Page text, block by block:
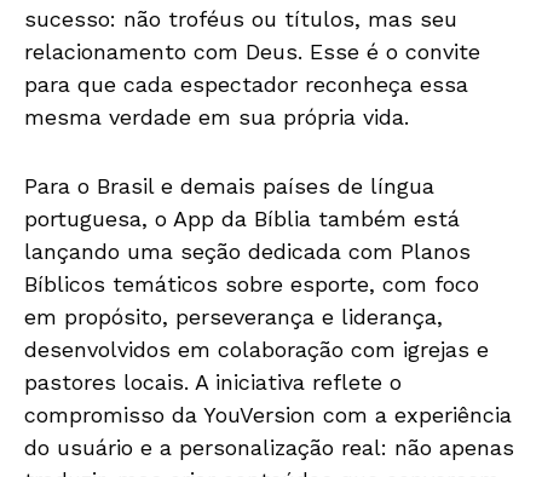
sucesso: não troféus ou títulos, mas seu
relacionamento com Deus. Esse é o convite
para que cada espectador reconheça essa
mesma verdade em sua própria vida.
Para o Brasil e demais países de língua
portuguesa, o App da Bíblia também está
lançando uma seção dedicada com Planos
Bíblicos temáticos sobre esporte, com foco
em propósito, perseverança e liderança,
desenvolvidos em colaboração com igrejas e
pastores locais. A iniciativa reflete o
compromisso da YouVersion com a experiência
do usuário e a personalização real: não apenas